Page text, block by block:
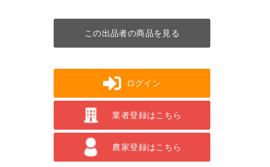
この出品者の商品を見る
ログイン
業者登録はこちら
農家登録はこちら